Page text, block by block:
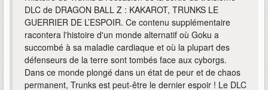
DLC de DRAGON BALL Z : KAKAROT, TRUNKS LE
GUERRIER DE L’ESPOIR. Ce contenu supplémentaire
racontera l'histoire d'un monde alternatif où Goku a
succombé à sa maladie cardiaque et où la plupart des
défenseurs de la terre sont tombés face aux cyborgs.
Dans ce monde plongé dans un état de peur et de chaos
permanent, Trunks est peut-être le dernier espoir ! Le DLC